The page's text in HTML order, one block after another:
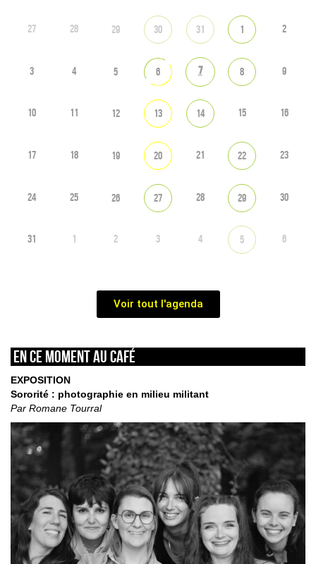
27 28 29 30 31 1 2
3 4 5 6 7 8 9
10 11 12 13 14 15 16
17 18 19 20 21 22 23
24 25 26 27 28 29 30
31 1 2 3 4 5 6
Voir tout l'agenda
En ce moment au café
EXPOSITION
Sororité : photographie en milieu militant
Par Romane Tourral